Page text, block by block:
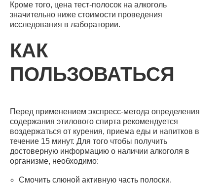
Кроме того, цена тест-полосок на алкоголь
значительно ниже стоимости проведения
исследования в лаборатории.
КАК
ПОЛЬЗОВАТЬСЯ
Перед применением экспресс-метода определения
содержания этилового спирта рекомендуется
воздержаться от курения, приема еды и напитков в
течение 15 минут. Для того чтобы получить
достоверную информацию о наличии алкоголя в
организме, необходимо:
Смочить слюной активную часть полоски.